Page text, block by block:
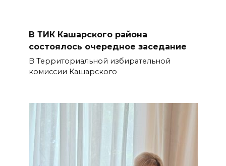
В ТИК Кашарского района
состоялось очередное заседание
В Территориальной избирательной
комиссии Кашарского